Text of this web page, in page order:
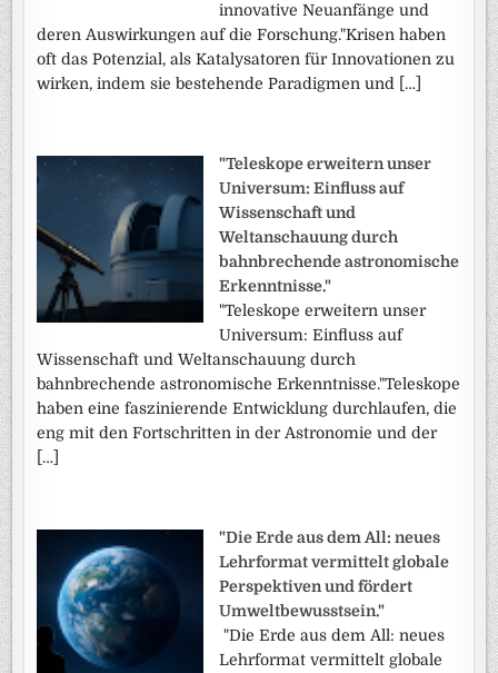
innovative Neuanfänge und
deren Auswirkungen auf die Forschung."Krisen haben
oft das Potenzial, als Katalysatoren für Innovationen zu
wirken, indem sie bestehende Paradigmen und […]
"Teleskope erweitern unser
Universum: Einfluss auf
Wissenschaft und
Weltanschauung durch
bahnbrechende astronomische
Erkenntnisse."
"Teleskope erweitern unser
Universum: Einfluss auf
Wissenschaft und Weltanschauung durch
bahnbrechende astronomische Erkenntnisse."Teleskope
haben eine faszinierende Entwicklung durchlaufen, die
eng mit den Fortschritten in der Astronomie und der
[…]
"Die Erde aus dem All: neues
Lehrformat vermittelt globale
Perspektiven und fördert
Umweltbewusstsein."
"Die Erde aus dem All: neues
Lehrformat vermittelt globale